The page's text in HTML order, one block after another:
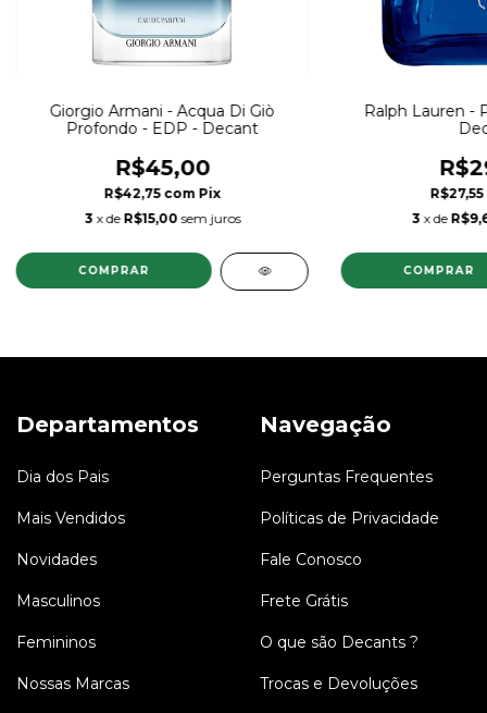
Giorgio Armani - Acqua Di Giò
Profondo - EDP - Decant
R$45,00
R$42,75 com Pix
3 x de R$15,00 sem juros
COMPRAR
Ralph Lauren -
R$27,55
3 x de
COMPRAR
Departamentos
Dia dos Pais
Mais Vendidos
Novidades
Masculinos
Femininos
Nossas Marcas
Navegação
Perguntas Frequentes
Políticas de Privacidade
Fale Conosco
Frete Grátis
O que são Decants ?
Trocas e Devoluções